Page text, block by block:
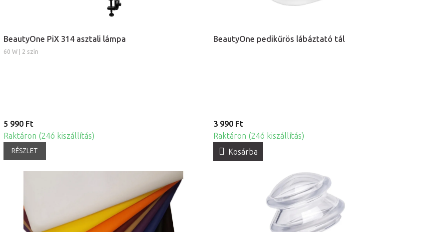
BeautyOne PiX 314 asztali lámpa
60 W | 2 szín
5 990 Ft
Raktáron (24ó kiszállítás)
RÉSZLET
BeautyOne pedikűrös lábáztató tál
3 990 Ft
Raktáron (24ó kiszállítás)
Kosárba